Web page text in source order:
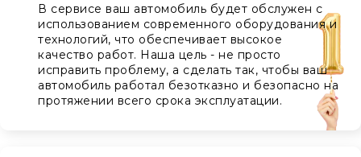
В сервисе ваш автомобиль будет обслужен с
использованием современного оборудования и
технологий, что обеспечивает высокое
качество работ. Наша цель - не просто
исправить проблему, а сделать так, чтобы ваш
автомобиль работал безотказно и безопасно на
протяжении всего срока эксплуатации.